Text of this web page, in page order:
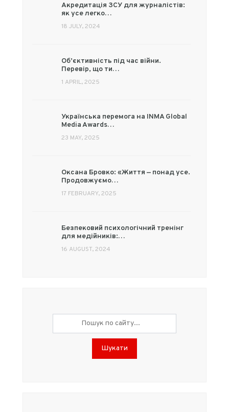
Акредитація ЗСУ для журналістів:
як усе легко…
18 JULY, 2024
Об’єктивність під час війни.
Перевір, що ти…
1 APRIL, 2025
Українська перемога на INMA Global
Media Awards…
23 MAY, 2025
Оксана Бровко: «Життя — понад усе.
Продовжуємо…
17 FEBRUARY, 2025
Безпековий психологічний тренінг
для медійників:…
16 AUGUST, 2024
Шукати